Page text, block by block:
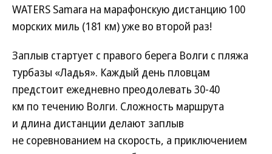
WATERS Samara на марафонскую дистанцию 100
морских миль (181 км) уже во второй раз!
Заплыв стартует с правого берега Волги с пляжа
турбазы «Ладья». Каждый день пловцам
предстоит ежедневно преодолевать 30-40
км по течению Волги. Сложность маршрута
и длина дистанции делают заплыв
не соревнованием на скорость, а приключением